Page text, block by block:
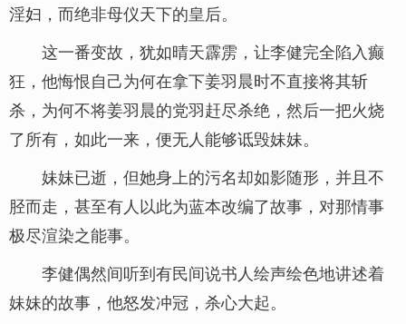
淫妇，而绝非母仪天下的皇后。
这一番变故，犹如晴天霹雳，让李健完全陷入癫
狂，他悔恨自己为何在拿下姜羽晨时不直接将其斩
杀，为何不将姜羽晨的党羽赶尽杀绝，然后一把火烧
了所有，如此一来，便无人能够诋毁妹妹。
妹妹已逝，但她身上的污名却如影随形，并且不
胫而走，甚至有人以此为蓝本改编了故事，对那情事
极尽渲染之能事。
李健偶然间听到有民间说书人绘声绘色地讲述着
妹妹的故事，他怒发冲冠，杀心大起。